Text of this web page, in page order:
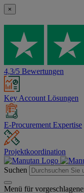
×
4,3/5 Bewertungen
Key Account Lösungen
E-Procurement Expertise
Projektkoordination
Suchen
Menü für